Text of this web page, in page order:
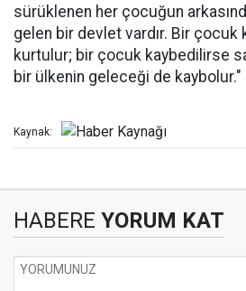
sürüklenen her çocuğun
gelen bir devlet vardır. Bir
kurtulur; bir çocuk kaybedilirse
bir ülkenin geleceği de kaybolur."
Kaynak:
HABERE YORUM KAT